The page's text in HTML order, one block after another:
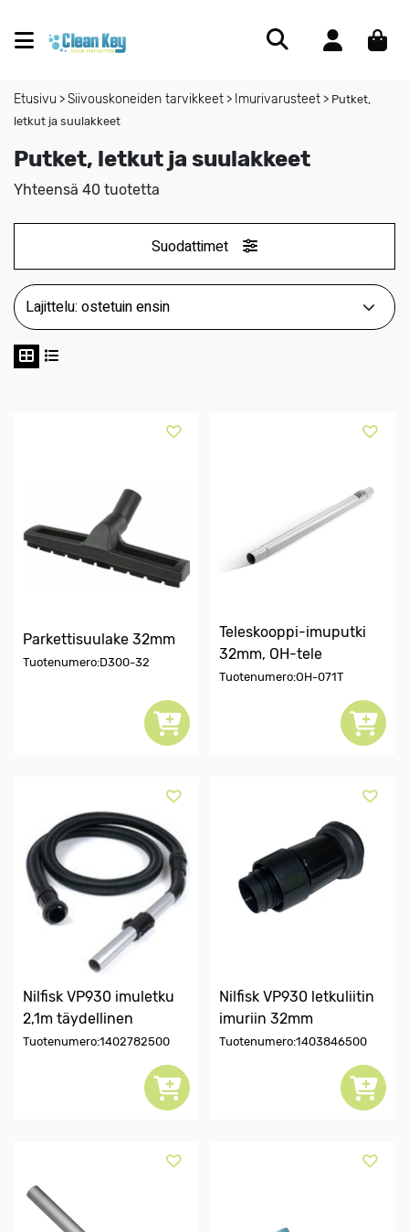
Etusivu > Siivouskoneiden tarvikkeet > Imurivarusteet > Putket,
letkut ja suulakkeet
Putket, letkut ja suulakkeet
Yhteensä 40 tuotetta
Suodattimet
Parkettisuulake 32mm
Tuotenumero:D300-32
Teleskooppi-imuputki
32mm, OH-tele
Tuotenumero:OH-071T
Nilfisk VP930 imuletku
2,1m täydellinen
Tuotenumero:1402782500
Nilfisk VP930 letkuliitin
imuriin 32mm
Tuotenumero:1403846500